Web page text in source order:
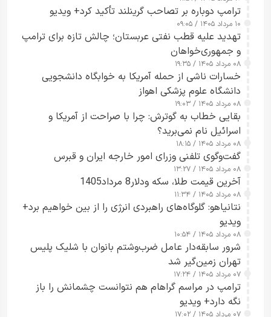
ترامپ دوباره بر تصاحب گرینلند تأکید کرد+ ویدیو
۱۰ مرداد ۱۴۰۵ / ۰۹:۰۵
تهدید علیه قطب نفتی عربستان؛ چالش تازه برای ترامپ
و جمهوری‌خواهان
۰۸ مرداد ۱۴۰۵ / ۱۹:۳۵
خسارات ناشی از حمله آمریکا به خوابگاه دانشجویی
دانشگاه علوم پزشکی اهواز
۰۸ مرداد ۱۴۰۵ / ۱۹:۰۳
بقایی خطاب به گوترش: چرا با صراحت از آمریکا و
اسرائیل نام نمی‌برید؟
۰۸ مرداد ۱۴۰۵ / ۱۸:۱۵
گفت‌وگوی تلفنی وزرای امور خارجه ایران و قبرس
۰۸ مرداد ۱۴۰۵ / ۱۳:۲۷
آخرین قیمت طلا، سکه ودلار8 مرداد1405
۰۸ مرداد ۱۴۰۵ / ۱۱:۳۴
نتانیاهو: گلوگاه‌های راهبردی انرژی را از بین خواهیم برد+
ویدیو
۰۸ مرداد ۱۴۰۵ / ۱۰:۵۴
شرور سابقه‌دار عامل ضرب‌وشتم بانوان با شلیک پلیس
تهران زمین‌گیر شد
۰۷ مرداد ۱۴۰۵ / ۱۷:۲۴
ترامپ در مراسم گراهام هم نتوانست چشمانش را باز
نگه دارد+ ویدیو
۰۷ مرداد ۱۴۰۵ / ۱۷:۰۲